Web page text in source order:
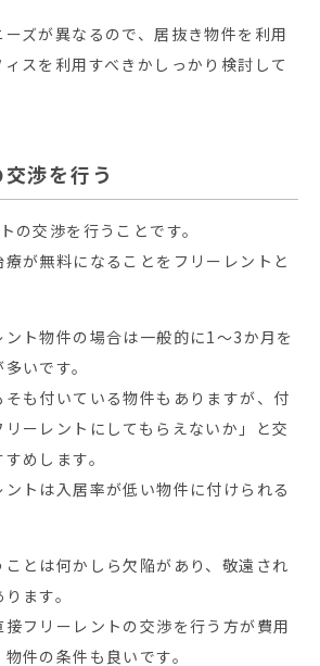
ズが異なるので、居抜き物件を利用
スを利用すべきかしっかり検討して
渉を行う
の交渉を行うことです。
が無料になることをフリーレントと
ト物件の場合は一般的に1～3か月を
いです。
も付いている物件もありますが、付
ーレントにしてもらえないか」と交
めします。
トは入居率が低い物件に付けられる
とは何かしら欠陥があり、敬遠され
ます。
フリーレントの交渉を行う方が費用
件の条件も良いです。